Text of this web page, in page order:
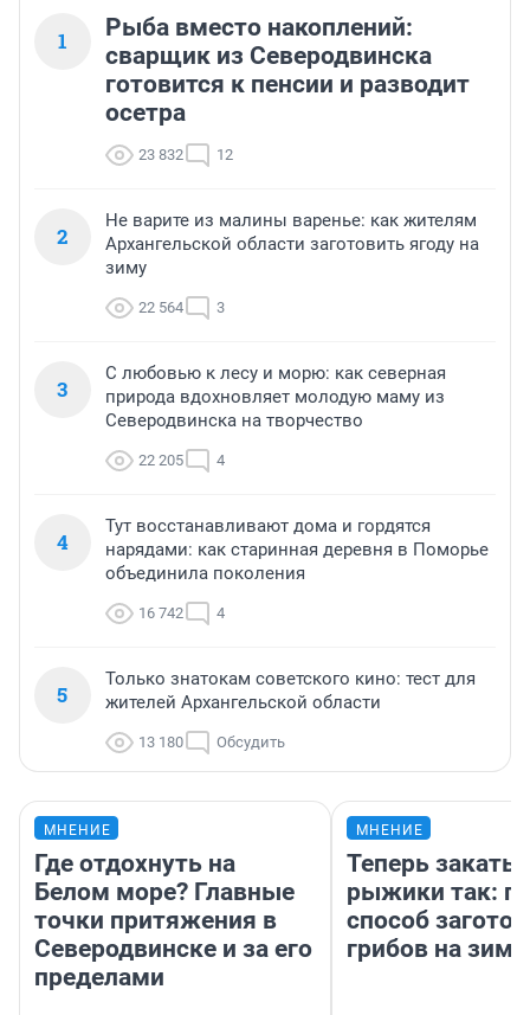
1
Рыба вместо накоплений:
сварщик из Северодвинска
готовится к пенсии и разводит
осетра
23 832 12
2
Не варите из малины варенье: как жителям
Архангельской области заготовить ягоду на
зиму
22 564 3
3
С любовью к лесу и морю: как северная
природа вдохновляет молодую маму из
Северодвинска на творчество
22 205 4
4
Тут восстанавливают дома и гордятся
нарядами: как старинная деревня в Поморье
объединила поколения
16 742 4
5
Только знатокам советского кино: тест для
жителей Архангельской области
13 180 Обсудить
МНЕНИЕ
Где отдохнуть на
Белом море? Главные
точки притяжения в
Северодвинске и за его
пределами
МНЕНИЕ
Теперь
рыжики так:
способ
грибов на зиму